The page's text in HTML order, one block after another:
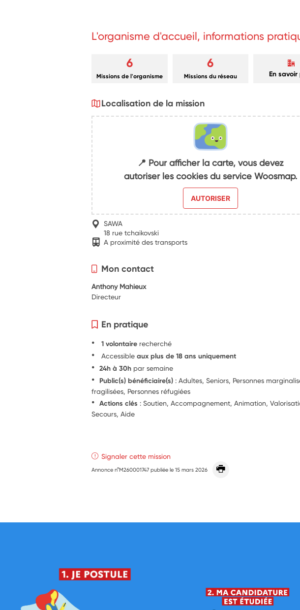
L'organisme d'accueil, informations
6
Missions de l'organisme
6
Missions du réseau En savoir
Localisation de la mission
📍 Pour afficher la carte, vous devez
autoriser les cookies du service Woosmap.
AUTORISER
SAWA
18 rue tchaikovski
A proximité des transports
Mon contact
Anthony Mahieux
Directeur
En pratique
1 volontaire recherché
Accessibleaux plus de 18 ans uniquement
24h à 30h par semaine
Public(s) bénéficiaire(s) : Adultes, Seniors, Personnes
fragilisées, Personnes réfugiées
Actions clés : Soutien, Accompagnement, Animation,
Secours, Aide
Signaler cette mission
Annonce n°M260001747 publiée le15 mars 2026